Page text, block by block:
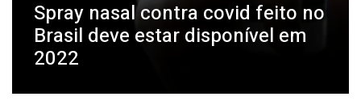
Spray nasal contra covid feito no
Brasil deve estar disponível em
2022